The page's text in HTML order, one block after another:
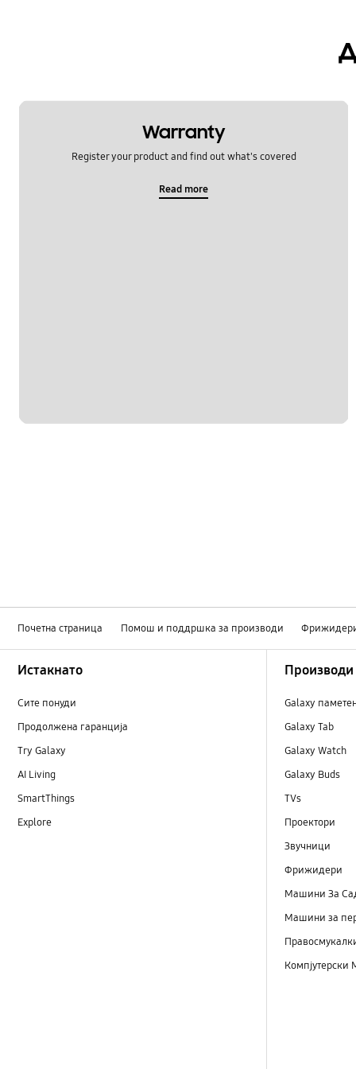
Warranty
Register your product and find out what's covered
Read more
Почетна страница Помош и поддршка за производи
Истакнато
Сите понуди
Продолжена гаранција
Try Galaxy
AI Living
SmartThings
Explore
Производи
Galaxy
Galaxy Tab
Galaxy Watch
Galaxy Buds
TVs
Проектори
Звучници
Фрижидери
Машини Зa
Машини за
Компјутерски